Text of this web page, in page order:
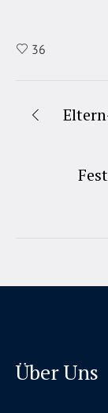
36
Über Uns